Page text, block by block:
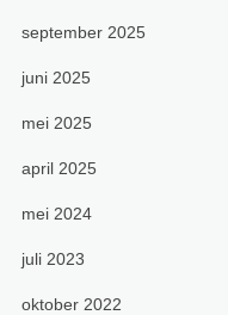
september 2025
juni 2025
mei 2025
april 2025
mei 2024
juli 2023
oktober 2022